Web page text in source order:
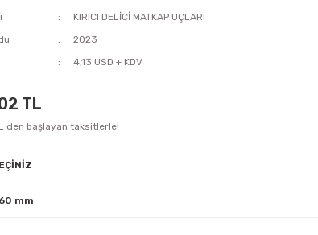
KIRICI DELİCİ MATKAP UÇLARI
2023
4,13 USD + KDV
TL
den başlayan taksitlerle!